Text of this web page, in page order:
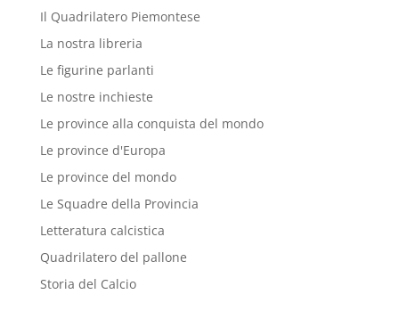
Il Quadrilatero Piemontese
La nostra libreria
Le figurine parlanti
Le nostre inchieste
Le province alla conquista del mondo
Le province d'Europa
Le province del mondo
Le Squadre della Provincia
Letteratura calcistica
Quadrilatero del pallone
Storia del Calcio